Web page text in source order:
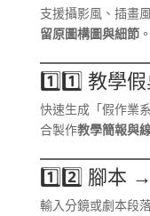
支援攝影風、插畫
留原圖構圖與細節。
1️⃣1️⃣ 教學
快速生成「假作業
合製作教學簡報與
1️⃣2️⃣ 腳本
輸入分鏡或劇本段